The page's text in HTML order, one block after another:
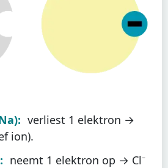
verliest 1 elektron →
ion).
neemt 1 elektron op → Cl⁻